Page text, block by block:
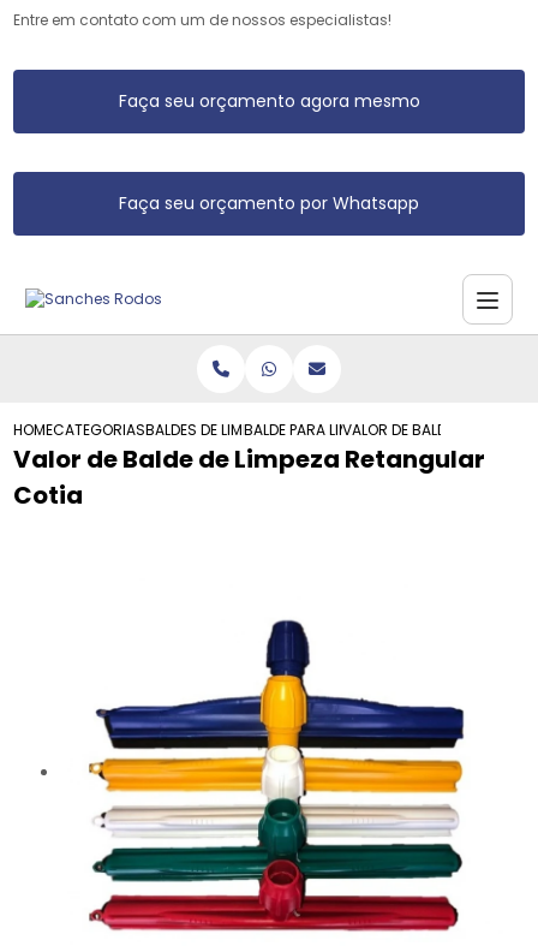
Entre em contato com um de nossos especialistas!
Faça seu orçamento agora mesmo
Faça seu orçamento por Whatsapp
HOMECATEGORIASBALDES DE LIMPEZABALDE PARA LIMPEZAVALOR DE BALDE DE
Valor de Balde de Limpeza Retangular
Cotia